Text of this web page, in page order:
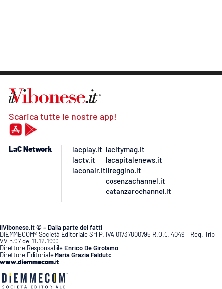
Scarica tutte le nostre app!
LaC Network
lacplay.it
lactv.it
laconair.it
lacitymag.it
lacapitalenews.it
ilreggino.it
cosenzachannel.it
catanzarochannel.it
ilVibonese.it © – Dalla parte dei fatti
DIEMMECOM® Società Editoriale Srl P. IVA 01737800795 R.O.C. 4049 – Reg. Trib
VV n.97 del 11.12.1996
Direttore Responsabile Enrico De Girolamo
Direttore Editoriale Maria Grazia Falduto
www.diemmecom.it